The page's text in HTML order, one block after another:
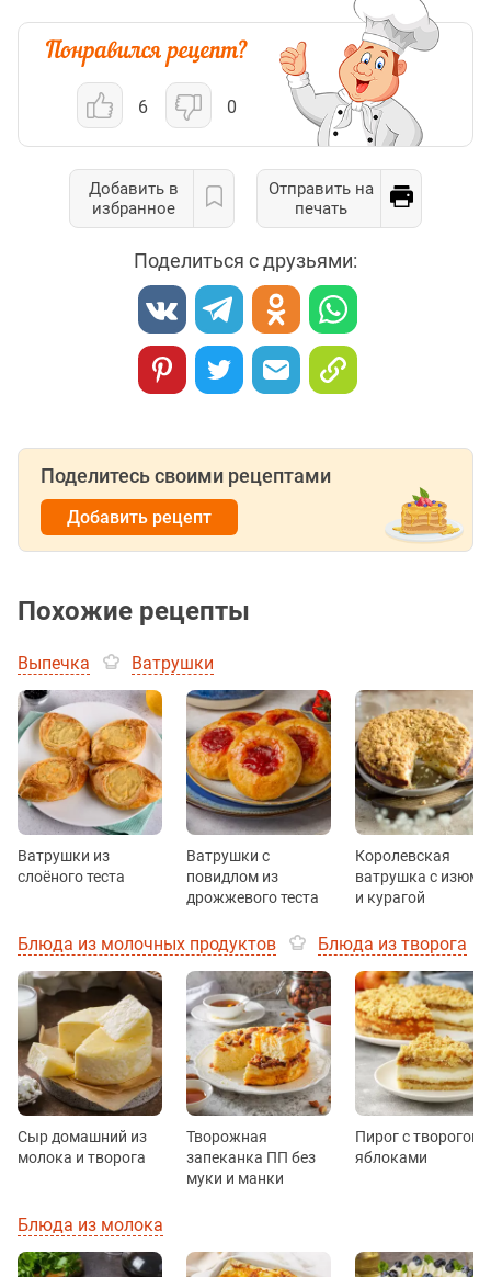
6 0
Добавить в
избранное
Отправить на
печать
Поделиться с друзьями:
Поделитесь своими рецептами
Добавить рецепт
Похожие рецепты
Выпечка Ватрушки
Ватрушки из
слоёного теста
Ватрушки с
повидлом из
дрожжевого теста
Королевская
ватрушка с
и курагой
Блюда из молочных продуктов Блюда из творога
Сыр домашний из
молока и творога
Творожная
запеканка ПП без
муки и манки
Пирог с творогом
яблоками
Блюда из молока